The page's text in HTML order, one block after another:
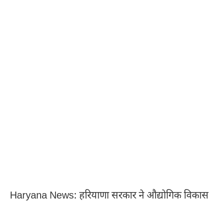
Haryana News: हरियाणा सरकार ने औद्योगिक विकास